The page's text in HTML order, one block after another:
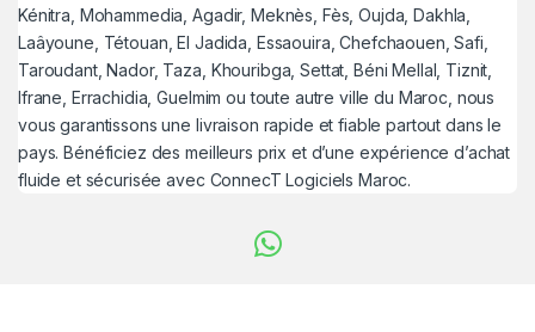
Kénitra, Mohammedia, Agadir, Meknès, Fès, Oujda, Dakhla,
Laâyoune, Tétouan, El Jadida, Essaouira, Chefchaouen, Safi,
Taroudant, Nador, Taza, Khouribga, Settat, Béni Mellal, Tiznit,
Ifrane, Errachidia, Guelmim ou toute autre ville du Maroc, nous
vous garantissons une livraison rapide et fiable partout dans le
pays. Bénéficiez des meilleurs prix et d’une expérience d’achat
fluide et sécurisée avec ConnecT Logiciels Maroc.